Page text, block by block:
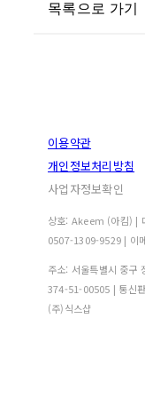
목록으로 가기
이용약관
개인정보처리방침
사업자정보확인
상호: Akeem (아킴) |
0507-1309-9529 |
주소: 서울특별시 중구
374-51-00505 | 통신
(주)식스샵